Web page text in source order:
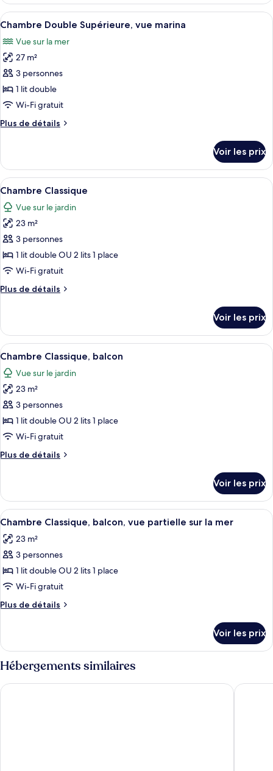
type
de
Chambre
Supérieure
Afficher
toutes
les
photos
pour
ce
type
chambre :
Supérieure,
vue
marina
Une chambre d’hôtel avec un lit, un
12
Chambre Double Supérieure, vue marina
Vue sur la mer
27 m²
3 personnes
1 lit double
Wi-Fi gratuit
Plus de détails
Plus
le
type
de
chambre
Chambre
Double
Supérieure,
vue
marina
Voir les prix
Afficher
toutes
les
photos
pour
ce
type
chambre :
Une chambre d’hôtel avec un
6
Chambre Classique
Vue sur le jardin
23 m²
3 personnes
1 lit double OU 2 lits 1 place
Wi-Fi gratuit
Plus de détails
Plus
le
type
de
chambre
Chambre
Classique
Voir les prix
Afficher
toutes
les
photos
pour
ce
type
chambre :
balcon
Une chambre d’hôtel moderne
9
Chambre Classique, balcon
Vue sur le jardin
23 m²
3 personnes
1 lit double OU 2 lits 1 place
Wi-Fi gratuit
Plus de détails
Plus
le
type
de
Chambre
Classique,
Voir les prix
Afficher
toutes
les
photos
pour
ce
type
de
Chambre
Classique,
balcon,
vue
Une chambre d’hôtel moderne
12
Chambre Classique, balcon, vue partielle sur la mer
23 m²
3 personnes
1 lit double OU 2 lits 1 place
Wi-Fi gratuit
Plus de détails
Plus
le
type
de
chambre
Chambre
Voir les prix
Hébergements similaires
Maistra Select Mlini Hotel